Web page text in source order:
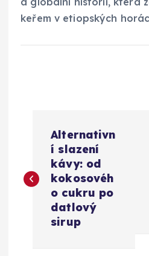
keřem v etiopských
v
Alternativn
í slazení
kávy: od
kokosovéh
o cukru po
datlový
sirup